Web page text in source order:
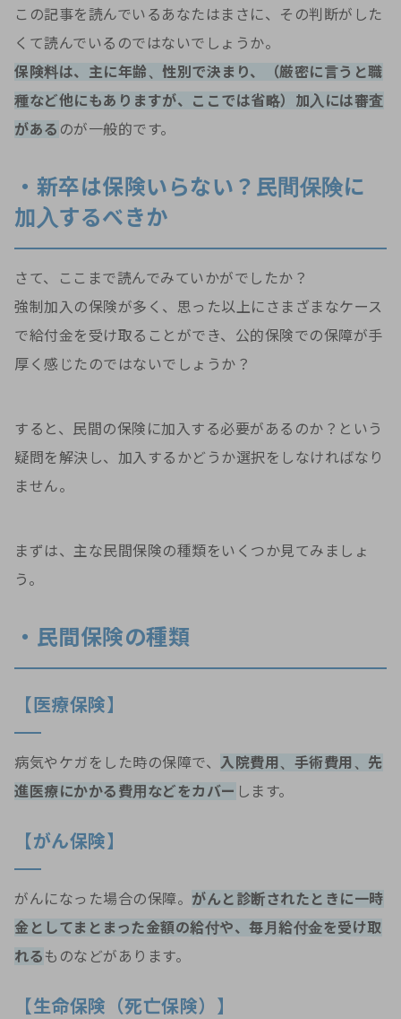
この記事を読んでいるあなたはまさに、その判断がした
くて読んでいるのではないでしょうか。
保険料は、主に年齢、性別で決まり、（厳密に言うと職
種など他にもありますが、ここでは省略）加入には審査
がある のが一般的です。
・新卒は保険いらない？民間保険に
加入するべきか
さて、ここまで読んでみていかがでしたか？
強制加入の保険が多く、思った以上にさまざまなケース
で給付金を受け取ることができ、公的保険での保障が手
厚く感じたのではないでしょうか？
すると、民間の保険に加入する必要があるのか？という
疑問を解決し、加入するかどうか選択をしなければなり
ません。
まずは、主な民間保険の種類をいくつか見てみましょ
う。
・民間保険の種類
【医療保険】
病気やケガをした時の保障で、 入院費用、手術費用、先
進医療にかかる費用などをカバー します。
【がん保険】
がんになった場合の保障。 がんと診断されたときに一時
金としてまとまった金額の給付や、毎月給付金を受け取
れる ものなどがあります。
【生命保険（死亡保険）】